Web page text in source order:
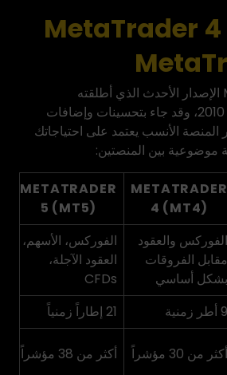
الفرق بين MetaTrader 4
يُعدّ MetaTrader 5 الإصدار الأحدث الذي أطلقته
MetaQuotes عام 2010، وقد جاء بتحسينات وإضافات
المنصة الأنسب يعتمد على احتياجاتك
موضوعية بين المنصتين:
METATRADER
4 (MT4)
METATRADER
5 (MT5)
الفوركس والعقود
مقابل الفروقات
بشكل أساسي
الفوركس، الأسهم،
العقود الآجلة،
CFDs
9 أطر زمنية
21 إطاراً زمنياً
أكثر من 30 مؤشراً أكثر من 38 مؤشراً